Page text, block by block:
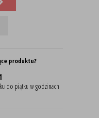
produktu?
do piątku w godzinach